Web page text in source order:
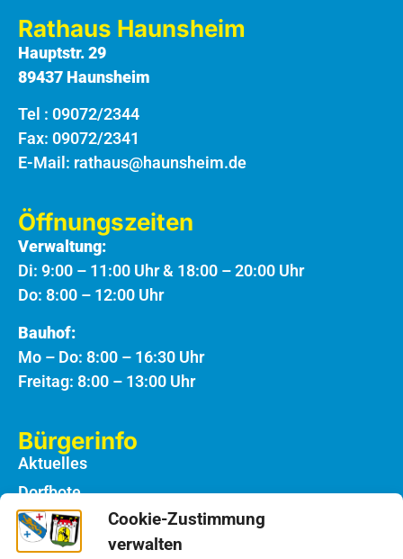
Cookie-Zustimmung
verwalten
Rathaus Haunsheim
Hauptstr. 29
89437 Haunsheim
Tel : 09072/2344
Fax: 09072/2341
E-Mail: rathaus@haunsheim.de
Öffnungszeiten
Verwaltung:
Di: 9:00 – 11:00 Uhr & 18:00 – 20:00 Uhr
Do: 8:00 – 12:00 Uhr
Bauhof:
Mo – Do: 8:00 – 16:30 Uhr
Freitag: 8:00 – 13:00 Uhr
Bürgerinfo
Aktuelles
Dorfbote
Rathaus
Notdienste